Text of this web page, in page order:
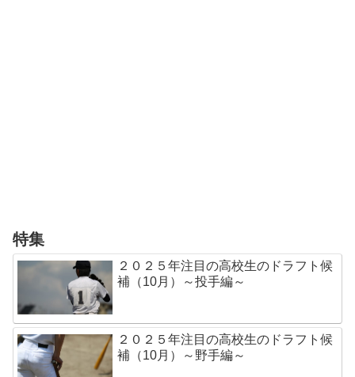
特集
２０２５年注目の高校生のドラフト候
補（10月）～投手編～
２０２５年注目の高校生のドラフト候
補（10月）～野手編～